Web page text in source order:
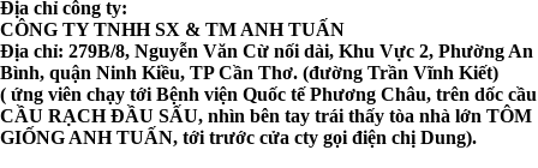
Địa chỉ công ty:
CÔNG TY TNHH SX & TM ANH TUẤN
Địa chỉ: 279B/8, Nguyễn Văn Cừ nối dài, Khu Vực 2, Phường An
Bình, quận Ninh Kiều, TP Cần Thơ. (đường Trần Vĩnh Kiết)
( ứng viên chạy tới Bệnh viện Quốc tế Phương Châu, trên dốc cầu
CẦU RẠCH ĐẦU SẤU, nhìn bên tay trái thấy tòa nhà lớn TÔM
GIỐNG ANH TUẤN, tới trước cửa cty gọi điện chị Dung).